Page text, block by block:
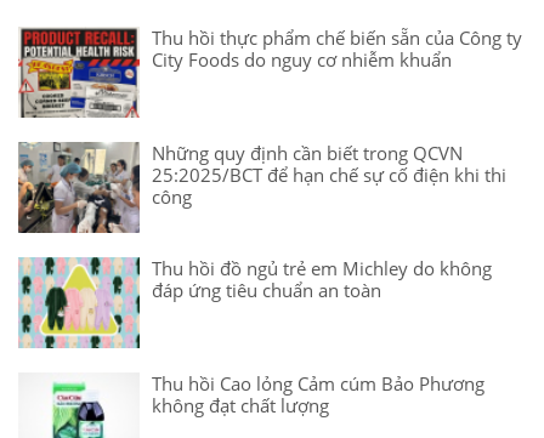
Thu hồi thực phẩm chế biến sẵn của Công ty
City Foods do nguy cơ nhiễm khuẩn
Những quy định cần biết trong QCVN
25:2025/BCT để hạn chế sự cố điện khi thi
công
Thu hồi đồ ngủ trẻ em Michley do không
đáp ứng tiêu chuẩn an toàn
Thu hồi Cao lỏng Cảm cúm Bảo Phương
không đạt chất lượng